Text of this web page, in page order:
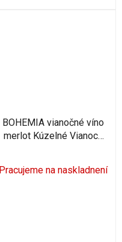
BOHEMIA vianočné víno
merlot Kúzelné Vianoce
Pracujeme na naskladnení